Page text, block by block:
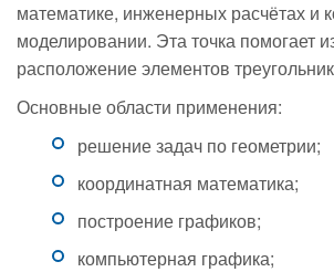
математике, инженерных расчётах и
моделировании. Эта точка помогает
расположение элементов
Основные области применения:
решение задач по геометрии;
координатная математика;
построение графиков;
компьютерная графика;